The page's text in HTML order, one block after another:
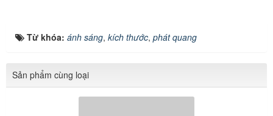
Từ khóa: ánh sáng, kích thước, phát quang
Sản phẩm cùng loại